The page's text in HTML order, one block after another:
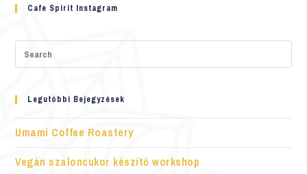
Cafe Spirit Instagram
Legutóbbi Bejegyzések
Umami Coffee Roastery
Vegán szaloncukor készítő workshop